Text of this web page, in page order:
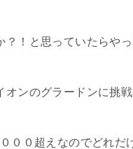
？！と思っていたらや
ンのグラードンに挑戦
００超えなのでどれ